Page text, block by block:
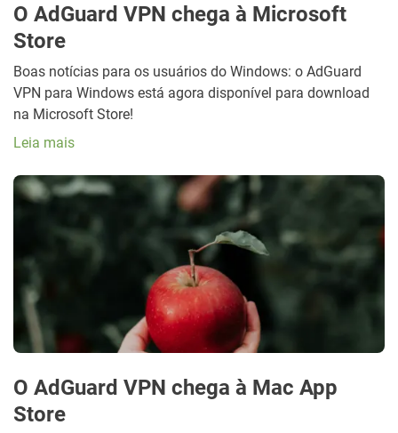
O AdGuard VPN chega à Microsoft
Store
Boas notícias para os usuários do Windows: o AdGuard
VPN para Windows está agora disponível para download
na Microsoft Store!
Leia mais
O AdGuard VPN chega à Mac App
Store